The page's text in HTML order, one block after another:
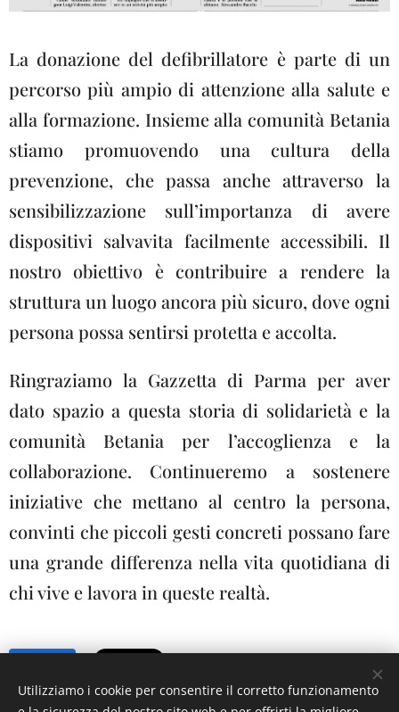
La donazione del defibrillatore è parte di un
percorso più ampio di attenzione alla salute e
alla formazione. Insieme alla comunità Betania
stiamo promuovendo una cultura della
prevenzione, che passa anche attraverso la
sensibilizzazione sull’importanza di avere
dispositivi salvavita facilmente accessibili. Il
nostro obiettivo è contribuire a rendere la
struttura un luogo ancora più sicuro, dove ogni
persona possa sentirsi protetta e accolta.
Ringraziamo la Gazzetta di Parma per aver
dato spazio a questa storia di solidarietà e la
comunità Betania per l’accoglienza e la
collaborazione. Continueremo a sostenere
iniziative che mettano al centro la persona,
convinti che piccoli gesti concreti possano fare
una grande differenza nella vita quotidiana di
chi vive e lavora in queste realtà.
Utilizziamo i cookie per consentire il corretto funzionamento